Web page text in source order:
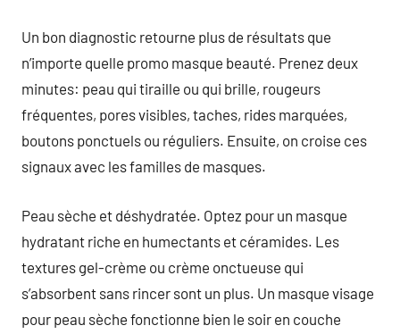
Un bon diagnostic retourne plus de résultats que
n’importe quelle promo masque beauté. Prenez deux
minutes: peau qui tiraille ou qui brille, rougeurs
fréquentes, pores visibles, taches, rides marquées,
boutons ponctuels ou réguliers. Ensuite, on croise ces
signaux avec les familles de masques.
Peau sèche et déshydratée. Optez pour un masque
hydratant riche en humectants et céramides. Les
textures gel-crème ou crème onctueuse qui
s’absorbent sans rincer sont un plus. Un masque visage
pour peau sèche fonctionne bien le soir en couche